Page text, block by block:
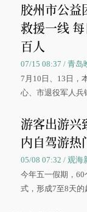
胶州市公益
救援一线
百人
07/15 08:37 / 青岛
7月10日、13日，
心、市退役军人兵
游客出游兴
内自驾游热
05/08 07:32 / 观海
今年五一假期，
式，形成7至8天的